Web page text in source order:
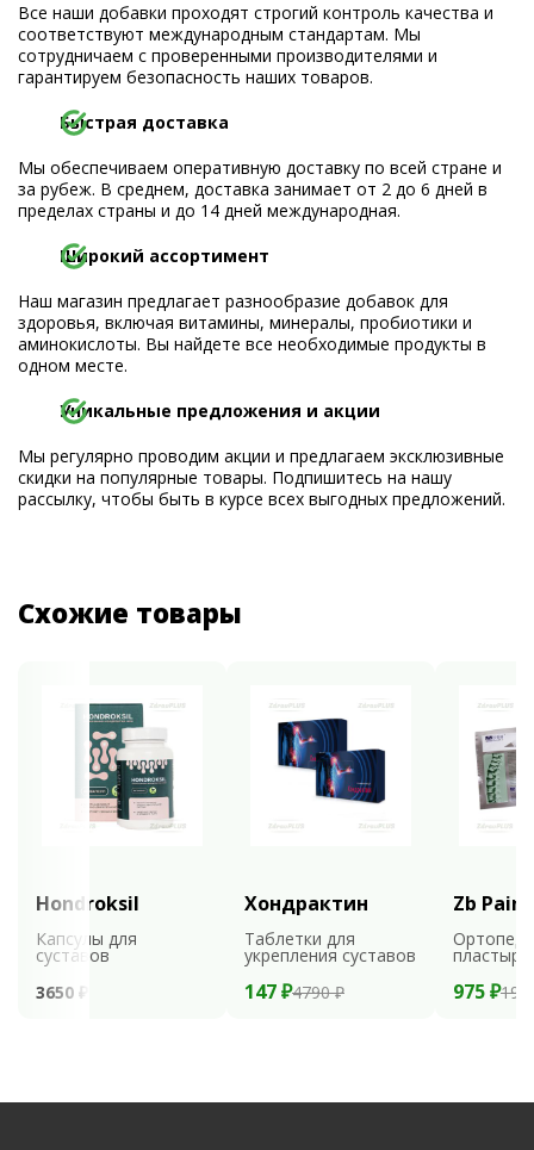
Все наши добавки проходят строгий контроль качества и
соответствуют международным стандартам. Мы
сотрудничаем с проверенными производителями и
гарантируем безопасность наших товаров.
Быстрая доставка
Мы обеспечиваем оперативную доставку по всей стране и
за рубеж. В среднем, доставка занимает от 2 до 6 дней в
пределах страны и до 14 дней международная.
Широкий ассортимент
Наш магазин предлагает разнообразие добавок для
здоровья, включая витамины, минералы, пробиотики и
аминокислоты. Вы найдете все необходимые продукты в
одном месте.
Уникальные предложения и акции
Мы регулярно проводим акции и предлагаем эксклюзивные
скидки на популярные товары. Подпишитесь на нашу
рассылку, чтобы быть в курсе всех выгодных предложений.
Схожие товары
Hondroksil
Капсулы для
суставов
3650 ₽
Хондрактин
Таблетки для
укрепления суставов
147 ₽4790 ₽
Zb Pain
пластыри
975 ₽